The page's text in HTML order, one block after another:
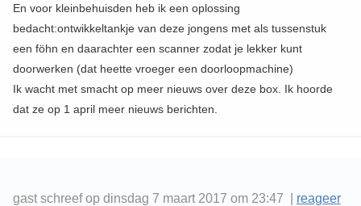
En voor kleinbehuisden heb ik een oplossing
bedacht:ontwikkeltankje van deze jongens met als tussenstuk
een föhn en daarachter een scanner zodat je lekker kunt
doorwerken (dat heette vroeger een doorloopmachine)
Ik wacht met smacht op meer nieuws over deze box. Ik hoorde
dat ze op 1 april meer nieuws berichten.
gast schreef op dinsdag 7 maart 2017 om 23:47 | reageer